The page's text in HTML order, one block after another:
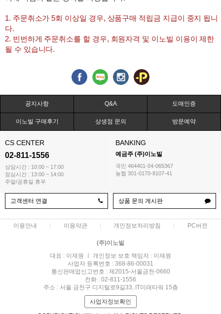
1. 주문취소가 5회 이상일 경우, 상품구매 적립금 지급이 중지 됩니
다.
2. 빈번하게 주문취소를 할 경우, 회원자격 및 이노빌 이용이 제한
될 수 있습니다.
공지사항 Q&A 도매인증
이노빌 구매후기 상생점 문의 방문예약
CS CENTER
02-811-1556
상담시간 : 10:00 ~ 17:00
점심시간 : 13:00 ~ 14:00
주말/공휴일 휴무
BANKING
예금주 (주)이노빌
국민 464401-04-065367
농협 301-0170-8107-41
고객센터 연결 상품 문의 게시판
이용안내 이용약관 개인정보처리방침 PC버전
(주)이노빌
대표 : 이재원 ㅣ 개인정보 보호 책임자 : 이재원
사업자 등록번호 : 368-86-00031
통신판매업신고번호 : 제2015-서울금천-0660
전화 : 02-811-1556
주소 : 서울 금천구 디지털로9길33, IT미래타워 15층
사업자정보확인